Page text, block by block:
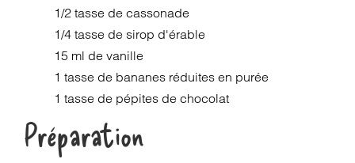
1/2 tasse de cassonade
1/4 tasse de sirop d'érable
15 ml de vanille
1 tasse de bananes réduites en purée
1 tasse de pépites de chocolat
Préparation